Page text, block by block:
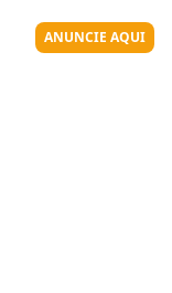
ANUNCIE AQUI